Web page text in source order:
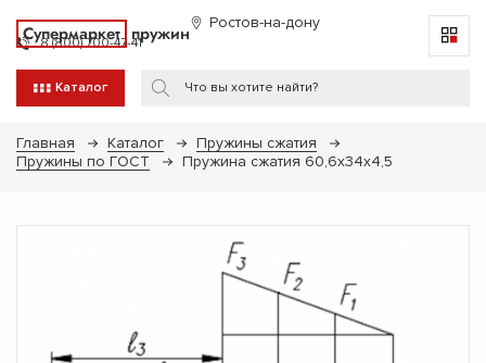
Супермаркет пружин Ростов-на-дону
8 (800) 700-47-41
Каталог
Главная Каталог
Пружины сжатия
Пружины по ГОСТ
Пружина сжатия 60,6х34х4,5